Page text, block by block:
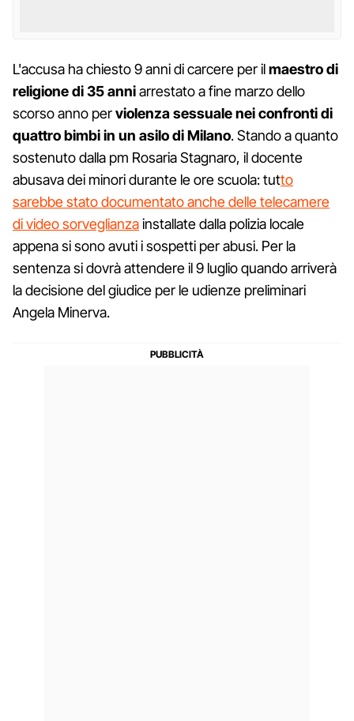
L'accusa ha chiesto 9 anni di carcere per ilmaestro di
religione di 35 anniarrestato a fine marzo dello
scorso anno perviolenza sessuale nei confronti di
quattro bimbi in un asilo di Milano. Stando a quanto
sostenuto dalla pm Rosaria Stagnaro, il docente
abusava dei minori durante le ore scuola: tutto
sarebbe stato documentato anche delle telecamere
di video sorveglianzainstallate dalla polizia locale
appena si sono avuti i sospetti per abusi. Per la
sentenza si dovrà attendere il 9 luglio quando arriverà
la decisione del giudice per le udienze preliminari
Angela Minerva.